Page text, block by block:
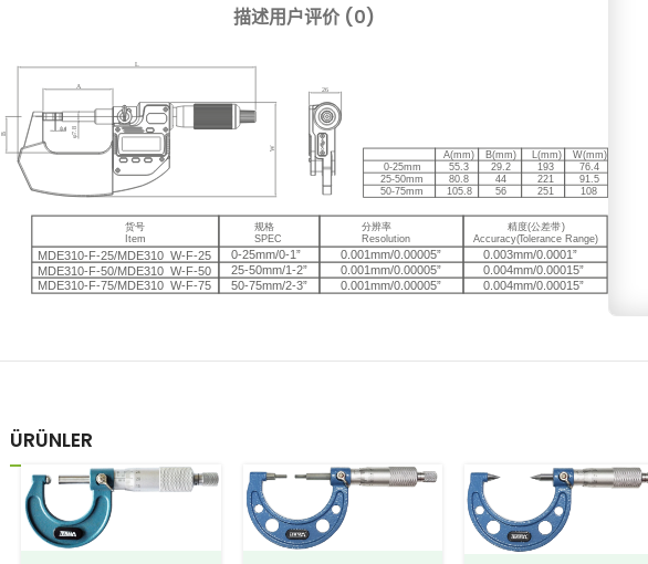
描述用户评价 (0)
ÜRÜNLER